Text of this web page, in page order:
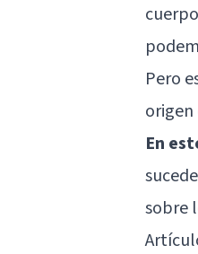
Pero
En
sobre